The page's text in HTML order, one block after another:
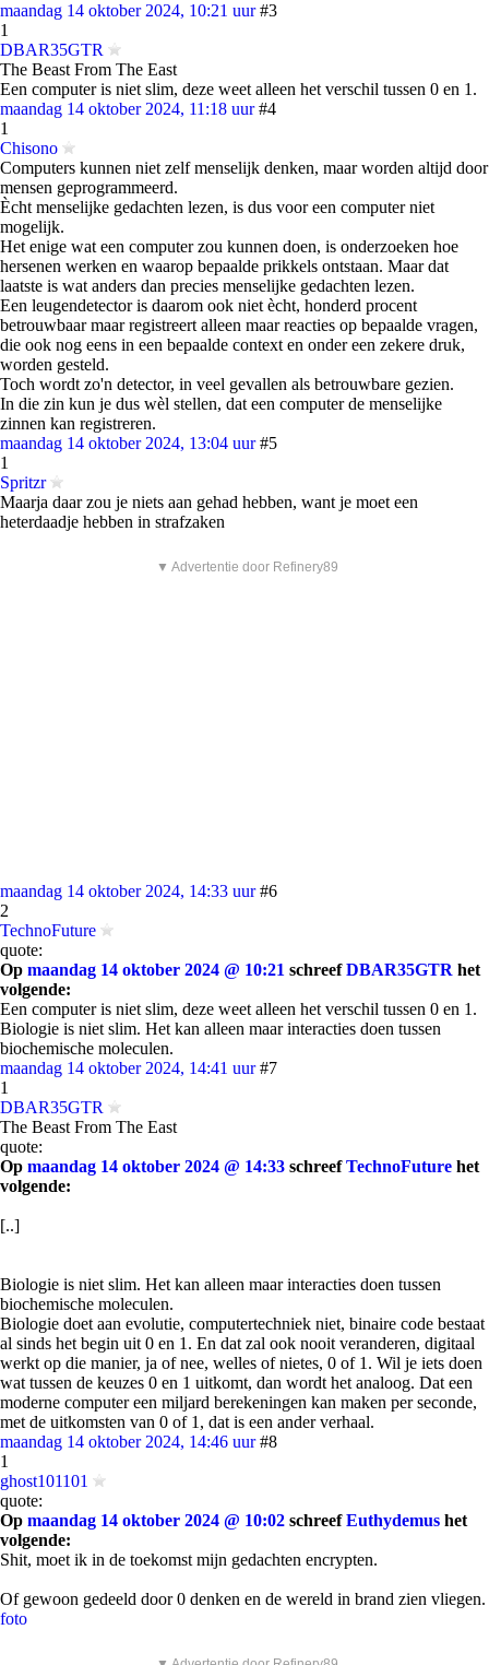
maandag 14 oktober 2024, 10:21 uur #3
1
DBAR35GTR
The Beast From The East
Een computer is niet slim, deze weet alleen het verschil tussen 0 en 1.
maandag 14 oktober 2024, 11:18 uur #4
1
Chisono
Computers kunnen niet zelf menselijk denken, maar worden altijd door
mensen geprogrammeerd.
Ècht menselijke gedachten lezen, is dus voor een computer niet
mogelijk.
Het enige wat een computer zou kunnen doen, is onderzoeken hoe
hersenen werken en waarop bepaalde prikkels ontstaan. Maar dat
laatste is wat anders dan precies menselijke gedachten lezen.
Een leugendetector is daarom ook niet ècht, honderd procent
betrouwbaar maar registreert alleen maar reacties op bepaalde vragen,
die ook nog eens in een bepaalde context en onder een zekere druk,
worden gesteld.
Toch wordt zo'n detector, in veel gevallen als betrouwbare gezien.
In die zin kun je dus wèl stellen, dat een computer de menselijke
zinnen kan registreren.
maandag 14 oktober 2024, 13:04 uur #5
1
Spritzr
Maarja daar zou je niets aan gehad hebben, want je moet een
heterdaadje hebben in strafzaken
▼ Advertentie door Refinery89
maandag 14 oktober 2024, 14:33 uur #6
2
TechnoFuture
quote:
Op maandag 14 oktober 2024 @ 10:21 schreefDBAR35GTR het
volgende:
Een computer is niet slim, deze weet alleen het verschil tussen 0 en 1.
Biologie is niet slim. Het kan alleen maar interacties doen tussen
biochemische moleculen.
maandag 14 oktober 2024, 14:41 uur #7
1
DBAR35GTR
The Beast From The East
quote:
Op maandag 14 oktober 2024 @ 14:33 schreefTechnoFuture het
volgende:
[..]
Biologie is niet slim. Het kan alleen maar interacties doen tussen
biochemische moleculen.
Biologie doet aan evolutie, computertechniek niet, binaire code bestaat
al sinds het begin uit 0 en 1. En dat zal ook nooit veranderen, digitaal
werkt op die manier, ja of nee, welles of nietes, 0 of 1. Wil je iets doen
wat tussen de keuzes 0 en 1 uitkomt, dan wordt het analoog. Dat een
moderne computer een miljard berekeningen kan maken per seconde,
met de uitkomsten van 0 of 1, dat is een ander verhaal.
maandag 14 oktober 2024, 14:46 uur #8
1
ghost101101
quote:
Op maandag 14 oktober 2024 @ 10:02 schreefEuthydemus het
volgende:
Shit, moet ik in de toekomst mijn gedachten encrypten.
Of gewoon gedeeld door 0 denken en de wereld in brand zien vliegen.
foto